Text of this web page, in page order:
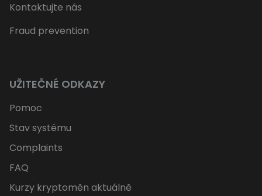
Kontaktujte nás
Fraud prevention
UŽITEČNÉ ODKAZY
Pomoc
Stav systému
Complaints
FAQ
Kurzy kryptoměn aktuálně